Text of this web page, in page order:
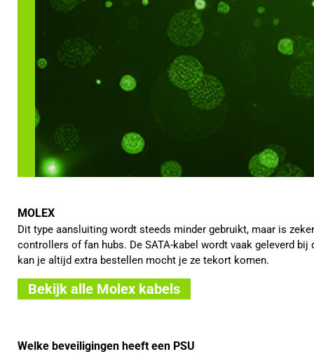
MOLEX
Dit type aansluiting wordt steeds minder gebruikt, maar is
controllers of fan hubs. De SATA-kabel wordt vaak geleverd
kan je altijd extra bestellen mocht je ze tekort komen.
Bekijk alle Molex kabels
Welke beveiligingen heeft een PSU